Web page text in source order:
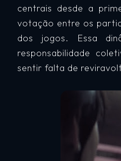
centrais desde a
votação entre os
dos jogos. Essa
responsabilidade
sentir falta de